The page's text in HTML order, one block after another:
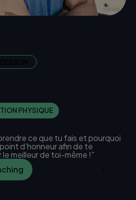
PHYSIQUE
ce que tu fais et pourquoi
d’honneur afin de te
meilleur de toi-même !”